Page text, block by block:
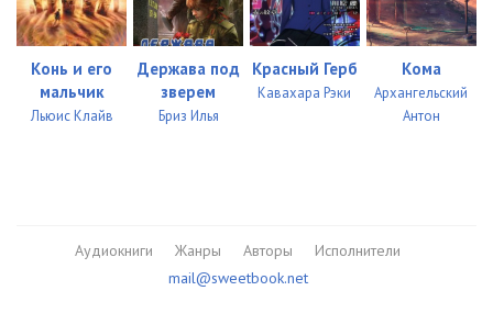
Конь и его
мальчик
Льюис Клайв
Держава под
зверем
Бриз Илья
Красный Герб
Кавахара Рэки
Кома
Архангельский
Антон
Аудиокниги Жанры Авторы
Исполнители
mail@sweetbook.net